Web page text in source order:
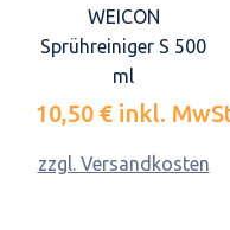
WEICON
Sprühreiniger S 500
ml
10,50 € inkl.
zzgl. Versandkosten